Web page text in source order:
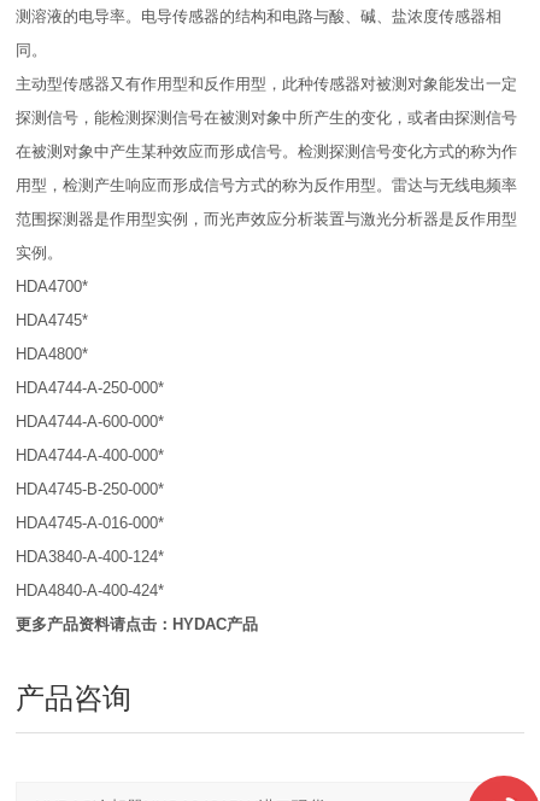
测溶液的电导率。电导传感器的结构和电路与酸、碱、盐浓度传感器相
同。
主动型传感器又有作用型和反作用型，此种传感器对被测对象能发出一定
探测信号，能检测探测信号在被测对象中所产生的变化，或者由探测信号
在被测对象中产生某种效应而形成信号。检测探测信号变化方式的称为作
用型，检测产生响应而形成信号方式的称为反作用型。雷达与无线电频率
范围探测器是作用型实例，而光声效应分析装置与激光分析器是反作用型
实例。
HDA4700*
HDA4745*
HDA4800*
HDA4744-A-250-000*
HDA4744-A-600-000*
HDA4744-A-400-000*
HDA4745-B-250-000*
HDA4745-A-016-000*
HDA3840-A-400-124*
HDA4840-A-400-424*
更多产品资料请点击：HYDAC产品
产品咨询